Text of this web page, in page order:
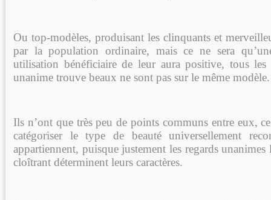
Ou top-modèles, produisant les clinquants et
par la population ordinaire, mais ce ne sera
utilisation bénéficiaire de leur aura positive, tous
unanime trouve beaux ne sont pas sur le même modèle.
Ils n’ont que très peu de points communs entre eux,
catégoriser le type de beauté universellement
appartiennent, puisque justement les regards unanimes
cloîtrant déterminent leurs caractères.